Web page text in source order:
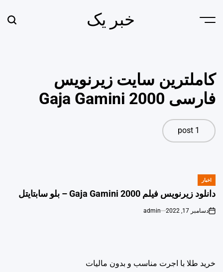
Menu خبر یک
کاملترین سایت زیرنویس
فارسی Gaja Gamini 2000
1 post
POSTED
اخبار
دانلود زیرنویس فیلم Gaja Gamini 2000 – بلو سابتايتل
دسامبر 17, 2022 admin
خرید طلا با اجرت مناسب و بدون مالیات